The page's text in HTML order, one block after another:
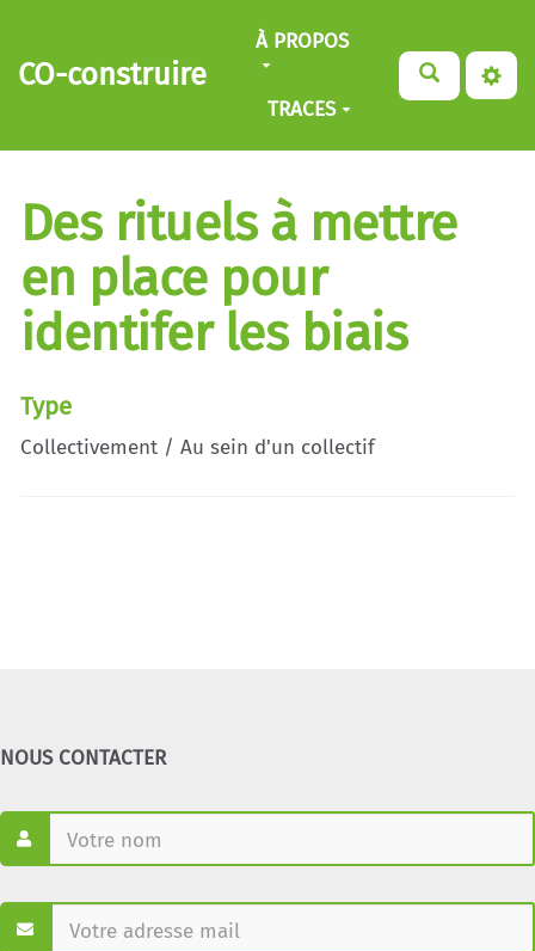
Aller au contenu principal
CO-construire
À PROPOS
TRACES
Des rituels à mettre
en place pour
identifer les biais
Type
Collectivement / Au sein d'un collectif
NOUS CONTACTER